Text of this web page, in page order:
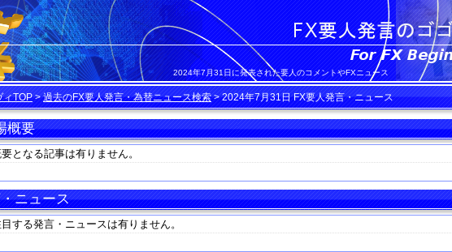
2024年7月31日に発表された要人のコメントやFXニュース
ィTOP>過去のFX要人発言・為替ニュース検索>2024年7月31日 FX要人発言・ニュース
概要
となる記事は有りません。
ニュース
する発言・ニュースは有りません。